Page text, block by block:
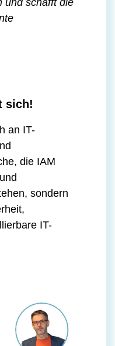
und schafft die
sich!
an IT-
die IAM
sondern
IT-